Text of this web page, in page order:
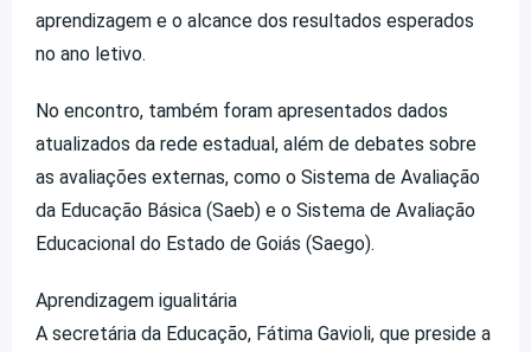
aprendizagem e o alcance dos resultados esperados
no ano letivo.
No encontro, também foram apresentados dados
atualizados da rede estadual, além de debates sobre
as avaliações externas, como o Sistema de Avaliação
da Educação Básica (Saeb) e o Sistema de Avaliação
Educacional do Estado de Goiás (Saego).
Aprendizagem igualitária
A secretária da Educação, Fátima Gavioli, que preside a